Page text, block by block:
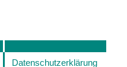
Datenschutzerklärung